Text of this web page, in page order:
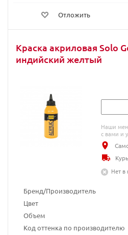
Отложить
Краска акриловая Solo
индийский желтый
Бренд/Производитель
Цвет
Объем
Код оттенка по производителю
Наши
с вами и
Нет в